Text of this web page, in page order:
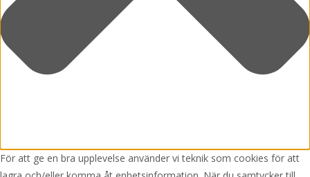
För att ge en bra upplevelse använder vi teknik som cookies för att